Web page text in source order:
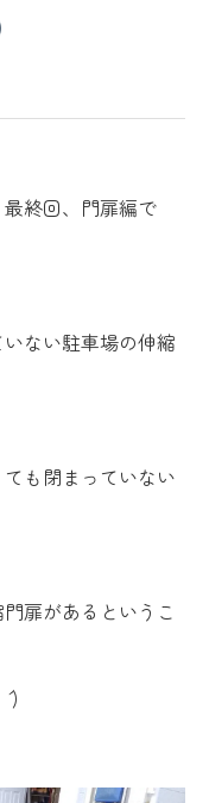
終回、門扉編で
ない駐車場の伸縮
も閉まっていない
扉があるというこ
)